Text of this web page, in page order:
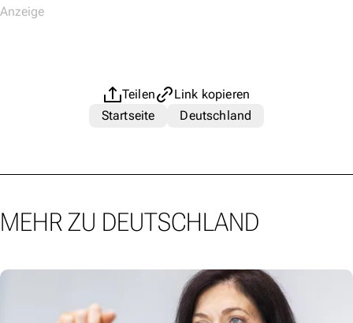
Teilen
Link kopieren
Startseite
Deutschland
MEHR ZU DEUTSCHLAND